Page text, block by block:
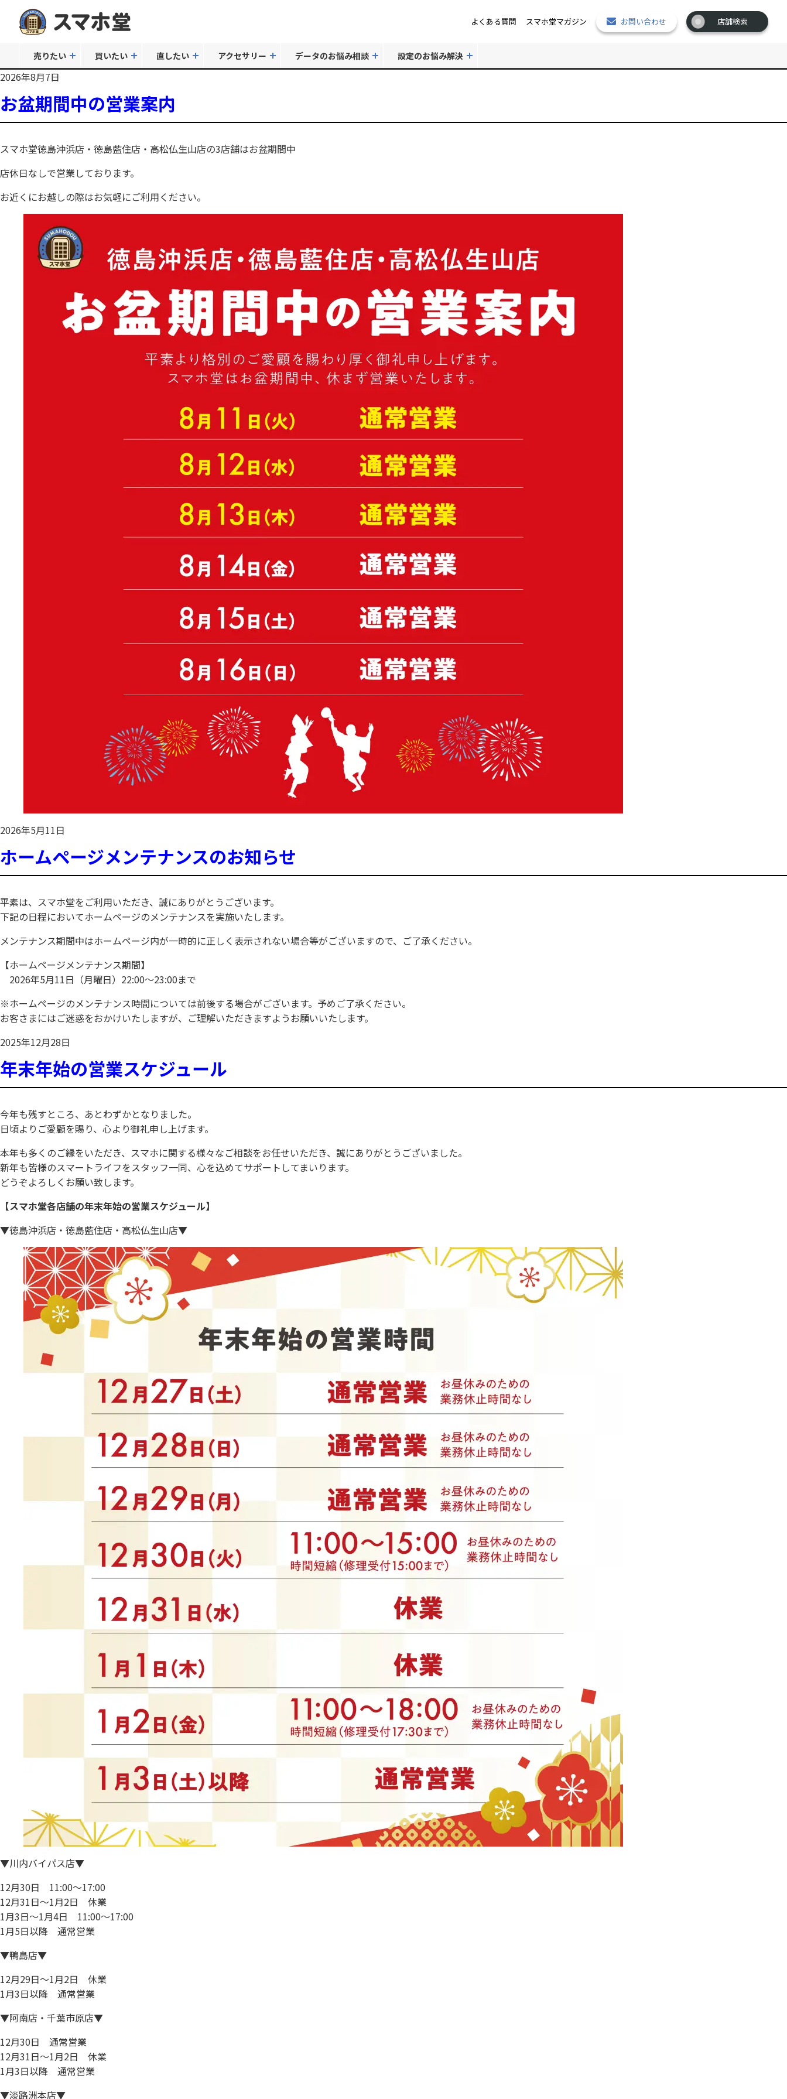
よくある質問 スマホ堂マガジン お問い合わせ 店舗検索
売りたい 買いたい 直したい アクセサリー データのお悩み相談 設定のお悩み解決
2026年8月7日
お盆期間中の営業案内
スマホ堂徳島沖浜店・徳島藍住店・高松仏生山店の3店舗はお盆期間中
店休日なしで営業しております。
お近くにお越しの際はお気軽にご利用ください。
2026年5月11日
ホームページメンテナンスのお知らせ
平素は、スマホ堂をご利用いただき、誠にありがとうございます。
下記の日程においてホームページのメンテナンスを実施いたします。
メンテナンス期間中はホームページ内が一時的に正しく表示されない場合等がございますので、ご了承ください。
【ホームページメンテナンス期間】
2026年5月11日（月曜日）22:00～23:00まで
※ホームページのメンテナンス時間については前後する場合がございます。予めご了承ください。
お客さまにはご迷惑をおかけいたしますが、ご理解いただきますようお願いいたします。
2025年12月28日
年末年始の営業スケジュール
今年も残すところ、あとわずかとなりました。
日頃よりご愛顧を賜り、心より御礼申し上げます。
本年も多くのご縁をいただき、スマホに関する様々なご相談をお任せいただき、誠にありがとうございました。
新年も皆様のスマートライフをスタッフ一同、心を込めてサポートしてまいります。
どうぞよろしくお願い致します。
【スマホ堂各店舗の年末年始の営業スケジュール】
▼徳島沖浜店・徳島藍住店・高松仏生山店▼
▼川内バイパス店▼
12月30日 11:00〜17:00
12月31日〜1月2日 休業
1月3日〜1月4日 11:00〜17:00
1月5日以降 通常営業
▼鴨島店▼
12月29日〜1月2日 休業
1月3日以降 通常営業
▼阿南店・千葉市原店▼
12月30日 通常営業
12月31日〜1月2日 休業
1月3日以降 通常営業
▼淡路洲本店▼